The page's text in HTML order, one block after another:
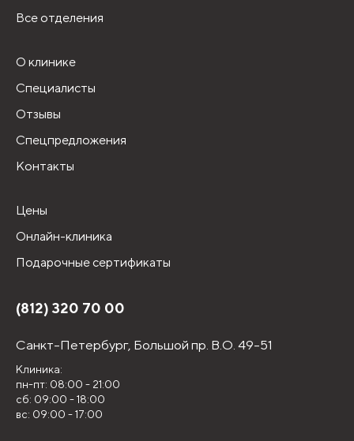
Все отделения
О клинике
Специалисты
Отзывы
Спецпредложения
Контакты
Цены
Онлайн-клиника
Подарочные сертификаты
(812) 320 70 00
Санкт-Петербург, Большой пр. В.О. 49-51
Клиника:
пн-пт: 08:00 - 21:00
сб: 09:00 - 18:00
вс: 09:00 - 17:00